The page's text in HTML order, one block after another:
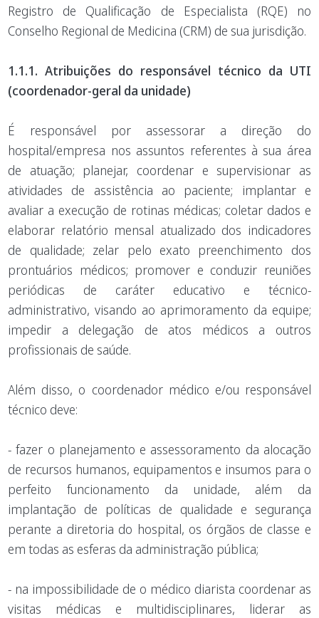
Registro de Qualificação de Especialista (RQE) no
Conselho Regional de Medicina (CRM) de sua jurisdição.
1.1.1. Atribuições do responsável técnico da UTI
(coordenador-geral da unidade)
É responsável por assessorar a direção do
hospital/empresa nos assuntos referentes à sua área
de atuação; planejar, coordenar e supervisionar as
atividades de assistência ao paciente; implantar e
avaliar a execução de rotinas médicas; coletar dados e
elaborar relatório mensal atualizado dos indicadores
de qualidade; zelar pelo exato preenchimento dos
prontuários médicos; promover e conduzir reuniões
periódicas de caráter educativo e técnico-
administrativo, visando ao aprimoramento da equipe;
impedir a delegação de atos médicos a outros
profissionais de saúde.
Além disso, o coordenador médico e/ou responsável
técnico deve:
- fazer o planejamento e assessoramento da alocação
de recursos humanos, equipamentos e insumos para o
perfeito funcionamento da unidade, além da
implantação de políticas de qualidade e segurança
perante a diretoria do hospital, os órgãos de classe e
em todas as esferas da administração pública;
- na impossibilidade de o médico diarista coordenar as
visitas médicas e multidisciplinares, liderar as